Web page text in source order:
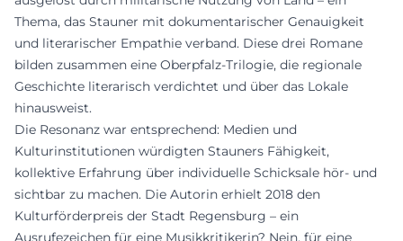
Thema, das Stauner mit dokumentarischer Genauigkeit
und literarischer Empathie verband. Diese drei Romane
bilden zusammen eine Oberpfalz-Trilogie, die regionale
Geschichte literarisch verdichtet und über das Lokale
hinausweist.
Die Resonanz war entsprechend: Medien und
Kulturinstitutionen würdigten Stauners Fähigkeit,
kollektive Erfahrung über individuelle Schicksale hör- und
sichtbar zu machen. Die Autorin erhielt 2018 den
Kulturförderpreis der Stadt Regensburg – ein
Ausrufezeichen für eine Musikkritikerin? Nein, für eine